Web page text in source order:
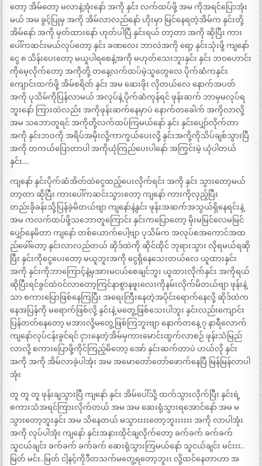
တော့ အိမ်တော့ မလာနဲ့အုံးနော် အကို နှင်း လက်ထပ်ဖို့ အမ ကိုအရင်ပြောအုံး
မယ် အမ ခွင့်ပြုမှ အကို အိမ်လာလည်နော် ဟိုးမှာ မြင်နေရတဲ့အိမ်က နှင်းတို့
အိမ်နော် အကို မှတ်ထားနော် ဟုတ်ပါပြီ နှင်းရယ် တာ့တာ အကို ဆိုပြီး ကား
ပေါ်ကဆင်းမယ်လုပ်တော့ နှင်း ခဏလေး ဘာလဲအကို ရော့ နှင်းသုံးဖို့ ကျနော်
ငွေ ၈ သိန်းပေးတော့ မယူပါရစေနဲ့အကို မဟုတ်သေးဘူးနှင်း နှင်း ဘဝဟောင်း
ကိုမေ့လိုက်တော့ အကိုတို့ တနေ့လက်ထပ်မဲ့သူတွေလေ ပိုက်ဆံကနှင်း
ကျောင်းထက်ဖို့ အိမ်စရိတ် နှင်း အမ ဆေးဖိုး လိုတယ်လေ နောက်အပတ်
အကို ပုသိမ်ကိုပြန်လာမယ် အလုပ်နဲ့ ပိုက်ဆံကုန်ရင် ဖုန်းဆက် ဘာမှမလုပ်ရ
ဘူးနော် ကြားထဲလည်း အကိုဖုန်းဆက်နေမှာပဲ နောက်တခေါက် အကိုလာလို့
အမ သဘောတူရင် အကိုတို့လက်ထပ်ကြမယ်နော် နှင်း နှင်းပျှော်လိုက်တာ
အကို နှင်းဘဝကို အရိပ်အမိုးလို့ကာကွယ်ပေးလို့ နှင်းအကို့ကိုသိပ်ချစ်သွားပြီ
အကို တကယ်ပြောတာပါ အကိုယုံကြည်ပေးပါနော် အကြွင်းမဲ့ ယုံပါတယ်
နှင်း….
ကျနော် နှင်းပိုက်ဆံအိတ်ထဲငွေထည့်ပေးလိုက်ရင်း အကို နှင်း သွားတော့မယ်
တာ့တာ ဆိုပြီး ကားပေါ်ကဆင်းသွားတော့ ကျနော် ကားကိုလှည့်ပြီး
တည်းခိုခန်းသို့ပြန်ခဲ့မိတယ်ဗျာ ကျနော်နဲ့နှင်း ဖုန်းအဆက်အသွယ်ရှိနေရင်းနဲ့
အမ ကလက်ထပ်ဖို့သဘောတူကြောင်း နှင်းကပြောတော့ မိုးမမြင်လေမမြင်
ပျှော်နေမိတာ ကျနော် တစ်ယောက်ပေါ့ဗျာ ပုသိမ်က အလုပ်စအကောင်အထ
ည်ဖေါ်တော့ နှင်းလာလည်တယ် ဆိုဒ်ထဲကို ဆိုင်ထိုင် ဘုရားသွား လိုရမယ်ရဆို
ပြီး နှင်းကိုငွေပေးတော့ မယူဘူးအကို ငွေရှိနေသေးတယ်လေ ယူထားနှင်း
အကို နှင်းကိုဘာကြောင့်နဲ့မှအားမငယ်စေချင်ဘူး ယူထားလိုက်နှင်း အကိုရယ်
ဆိုပြီးရင်ခွင်ထဲဝင်လာတော့ကြင်နာစွာနဖူးလေးကိုနမ်းလိုက်မိတယ်ဗျာ ဖုန်းနဲ့
သာ စကားပြောဖြစ်နေကြပြီး အရေးကြီးနေတဲ့အပိုင်းရောက်နေလို့ ဆိုဒ်ထဲက
နေအပြန်ကို မရောက်ဖြစ်လို့ နှင်းနဲ့ မတွေ့ဖြစ်သေးပါဘူး နှင်းလည်းကျောင်း
ပြန်တတ်နေတော့ မအားလို့မတွေ့ဖြစ်ကြဘူးဗျာ နောက်တနေ့ ၇ နာရီလောက်
ကျနော်လုပ်ငန်းခွင်ရင် ငှားနေတဲ့အိမ်မှကားမောင်းထွက်လာစဉ် ဖုန်းသံမြည်
လာလို့ စကားပြောဖို့ကိုင်ကြည့်မိတော့ အော် နှင်းဆက်တာပဲ ဟယ်လို နှင်း
အကို အကို အိမ်လာခဲ့ပါအုံး အမ အမောတော်တော်ဖောက်နေပြီ မြန်မြန်လာပါ
အုံး
တူ တူ တူ ဖုန်းချသွားပြီ ကျနော် နှင်း အိမ်ပေါ်သို့ ထက်သွားလိုက်ပြီး နှင်းရဲ့
စကားသံအရင်ကြားလိုက်တယ် အမ အမ ဆေးရုံသွားရအောင်နော် အမ မ
သွားတော့ဘူးနှင်း အမ သိနေတယ် မသွားးးးတော့ဘူးးးးးး အကို လာပါအုံး
အကို လုပ်ပါအုံး ကျနော် နှင်းအနားထိုင်ချလိုက်တော့ ခက်ခက် ခက်ခက်
သူငယ်ချင်း ခက်ခက် ခက်ခက် ဆေးရုံသွားကြမယ်နော် သူငယ်ချင်း မင်းးး..
မြတ် မင်း..မြတ် ငါ့နင့်ကိုဒီတသက်မတွေ့ရတော့ဘူးး လို့ထင်နေတာဟာ အ